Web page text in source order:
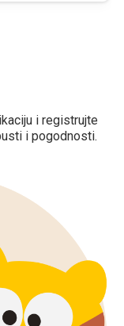
i registrujte
i pogodnosti.